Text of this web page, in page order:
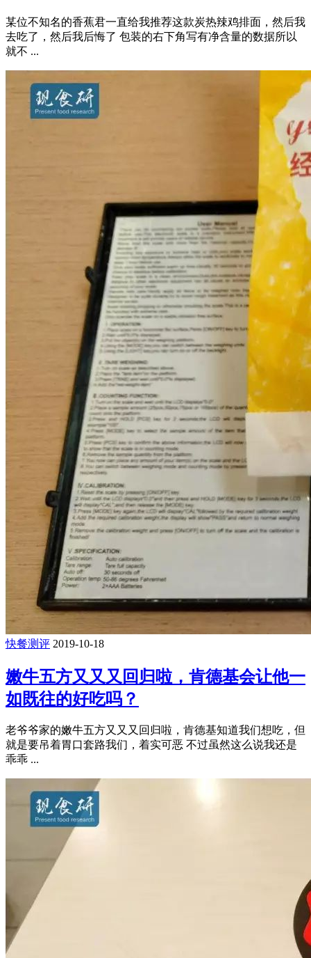
某位不知名的香蕉君一直给我推荐这款炭热辣鸡排面，然后我
去吃了，然后我后悔了 包装的右下角写有净含量的数据所以
就不 ...
快餐测评 2019-10-18
嫩牛五方又又又回归啦，肯德基会让他一
如既往的好吃吗？
老爷爷家的嫩牛五方又又又回归啦，肯德基知道我们想吃，但
就是要吊着胃口套路我们，着实可恶 不过虽然这么说我还是
乖乖 ...